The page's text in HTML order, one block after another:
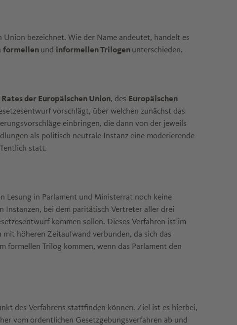
Union bezeichnet. Wie der Name andeutet, handelt es
formellen und informellen Trilogen unterschieden.
Rates der Europäischen Union, des Europäischen
vorschlägt, über welchen zunächst das
einbringen, die dann von der jeweils
als politisch neutrale Instanz eine moderierende
statt.
Lesung in Parlament und Ministerrat noch keine
Instanzen, bei dem paritätisch Vertreter aller drei
kommen sollen. Dieses Verfahren ist im
höheren Zeitaufwand verbunden, da sich das
formellen Trilog kommen, wenn das Parlament den
des Verfahrens stattfinden können. Ziel ist es hierbei,
vom ordentlichen Gesetzgebungsverfahren ab und